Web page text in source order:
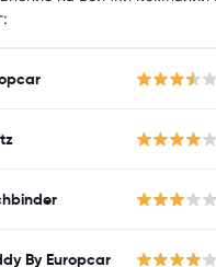
By Europcar